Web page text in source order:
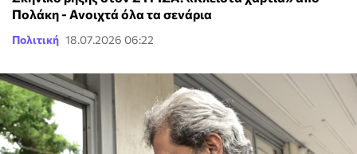
Πολάκη - Ανοιχτά όλα τα σενάρια
Πολιτική 18.07.2026 06:22